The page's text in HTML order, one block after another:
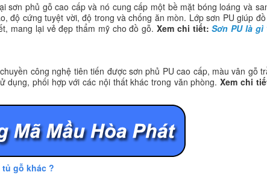
sơn phủ gỗ cao cấp và nó cung cấp một bề mặt bóng loáng và
độ cứng tuyệt vời, độ trong và chống ăn mòn. Lớp sơn PU giúp
mang lại vẻ đẹp thẩm mỹ cho đồ gỗ. Xem chi tiết:Sơn PU là
công nghệ tiên tiến được sơn phủ PU cao cấp, màu vân gỗ
dụng, phối hợp với các nội thất khác trong văn phòng.Xem chi
tủ gỗ khác ?